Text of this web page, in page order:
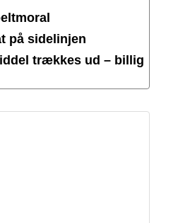
på sidelinjen
trækkes ud – billig